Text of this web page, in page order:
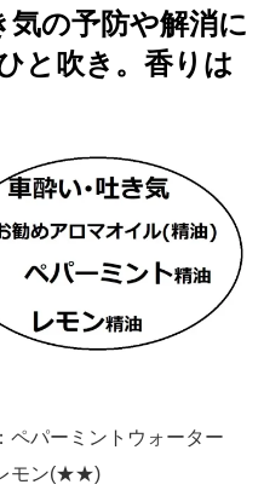
気の予防や解消に
と吹き。香りは
ペパーミントウォーター
モン(★★)